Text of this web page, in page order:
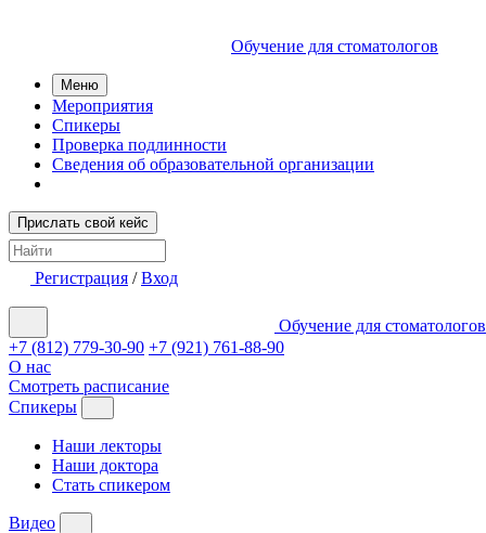
Обучение для стоматологов
Меню
Мероприятия
Спикеры
Проверка подлинности
Сведения об образовательной организации
Прислать свой кейс
Регистрация /Вход
Обучение для стоматологов
+7 (812) 779-30-90 +7 (921) 761-88-90
О нас
Смотреть расписание
Спикеры
Наши лекторы
Наши доктора
Стать спикером
Видео